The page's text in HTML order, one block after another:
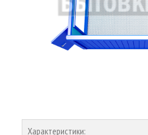
Характеристики: